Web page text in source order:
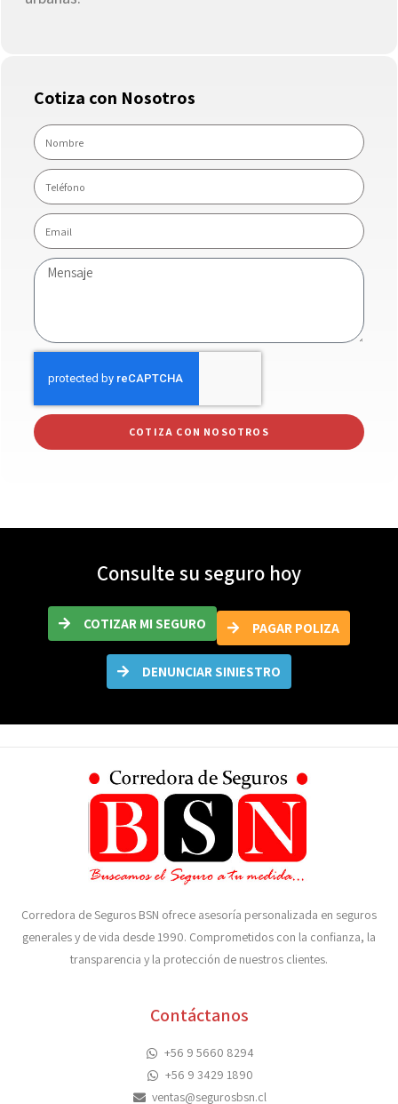
Cotiza con Nosotros
COTIZA CON NOSOTROS
Consulte su seguro hoy
COTIZAR MI SEGURO PAGAR POLIZA
DENUNCIAR SINIESTRO
Corredora de Seguros BSN ofrece asesoría personalizada en seguros
generales y de vida desde 1990. Comprometidos con la confianza, la
transparencia y la protección de nuestros clientes.
Contáctanos
+56 9 5660 8294
+56 9 3429 1890
ventas@segurosbsn.cl